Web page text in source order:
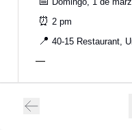
⏰ 2 pm
📍 40‑15 Restaurant,
—
Caribar Sunset:
Humberto